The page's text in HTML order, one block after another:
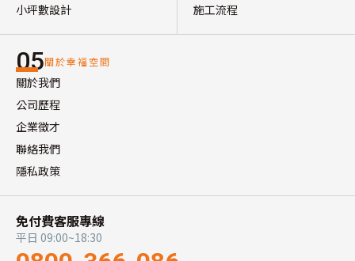
小坪數設計
施工流程
05關於幸福空間
關於我們
公司歷程
企業徵才
聯絡我們
隱私政策
免付費客服專線
平日 09:00~18:30